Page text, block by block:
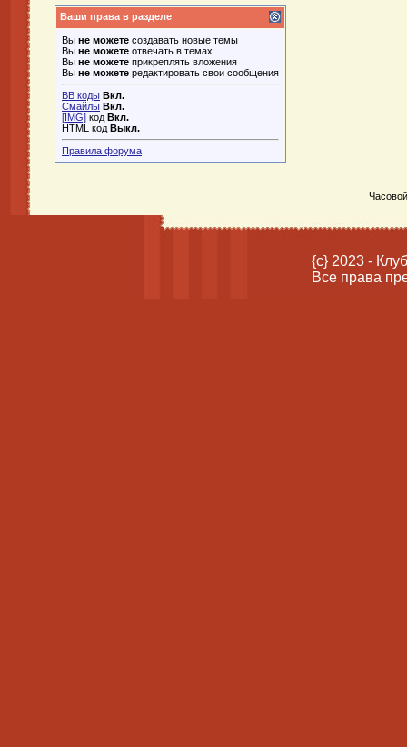
Ваши права в разделе
Вы не можете создавать новые темы
Вы не можете отвечать в темах
Вы не можете прикреплять вложения
Вы не можете редактировать свои сообщения
BB коды Вкл.
Смайлы Вкл.
[IMG] код Вкл.
HTML код Выкл.
Правила форума
{c} 2023 -
Все права